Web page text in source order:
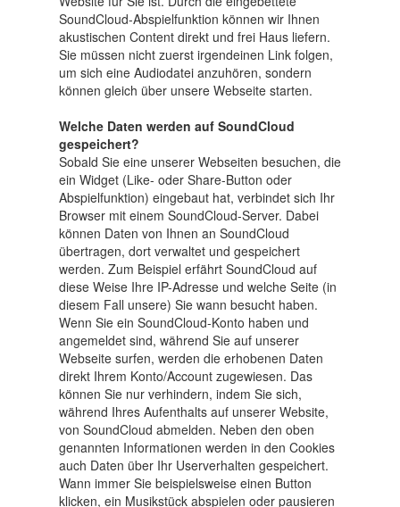
SoundCloud-Abspielfunktion können wir Ihnen
akustischen Content direkt und frei Haus liefern.
Sie müssen nicht zuerst irgendeinen Link folgen,
um sich eine Audiodatei anzuhören, sondern
können gleich über unsere Webseite starten.
Welche Daten werden auf SoundCloud
gespeichert?
Sobald Sie eine unserer Webseiten besuchen, die
ein Widget (Like- oder Share-Button oder
Abspielfunktion) eingebaut hat, verbindet sich Ihr
Browser mit einem SoundCloud-Server. Dabei
können Daten von Ihnen an SoundCloud
übertragen, dort verwaltet und gespeichert
werden. Zum Beispiel erfährt SoundCloud auf
diese Weise Ihre IP-Adresse und welche Seite (in
diesem Fall unsere) Sie wann besucht haben.
Wenn Sie ein SoundCloud-Konto haben und
angemeldet sind, während Sie auf unserer
Webseite surfen, werden die erhobenen Daten
direkt Ihrem Konto/Account zugewiesen. Das
können Sie nur verhindern, indem Sie sich,
während Ihres Aufenthalts auf unserer Website,
von SoundCloud abmelden. Neben den oben
genannten Informationen werden in den Cookies
auch Daten über Ihr Userverhalten gespeichert.
Wann immer Sie beispielsweise einen Button
klicken, ein Musikstück abspielen oder pausieren